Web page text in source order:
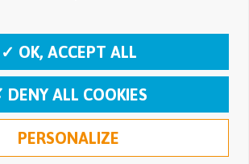
Protection des données personnelles
✓ OK, ACCEPT ALL
DENY ALL COOKIES
PERSONALIZE